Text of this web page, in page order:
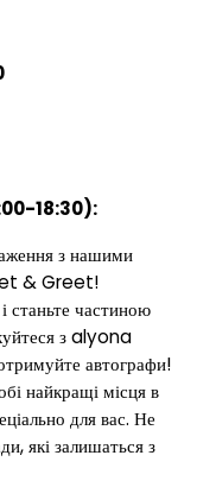
18:30):
з нашими
& Greet!
станьте частиною
з alyona
автографи!
найкращі місця в
для вас. Не
які залишаться з